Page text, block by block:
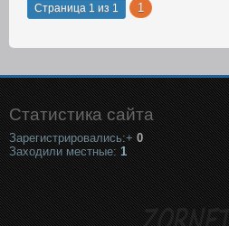
Страница 1 из 1 1
Статистика сайта
Зарегистрировались:+ 0
Заходили местные: 1